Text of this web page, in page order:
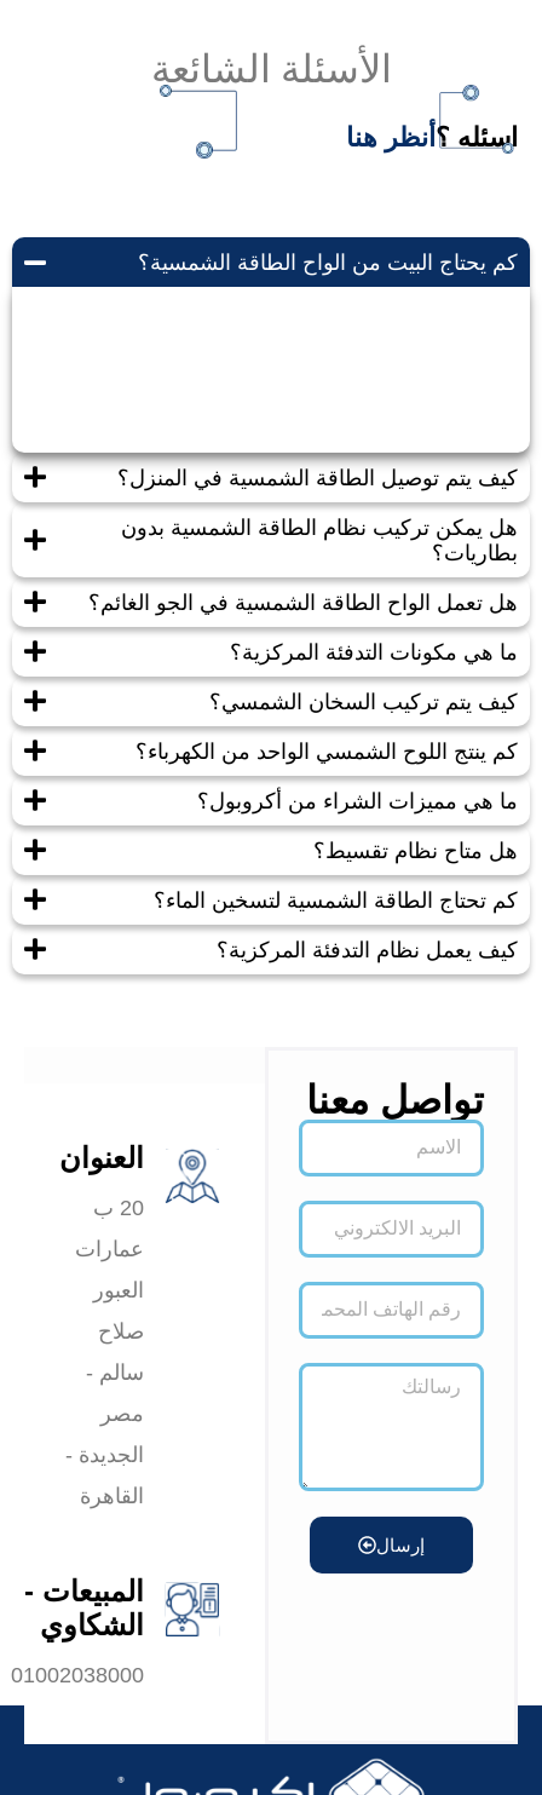
الأسئلة الشائعة
اسئله ؟أنظر هنا
كم يحتاج البيت من الواح الطاقة الشمسية؟
كيف يتم توصيل الطاقة الشمسية في المنزل؟
هل يمكن تركيب نظام الطاقة الشمسية بدون
بطاريات؟
هل تعمل الواح الطاقة الشمسية في الجو الغائم؟
ما هي مكونات التدفئة المركزية؟
كيف يتم تركيب السخان الشمسي؟
كم ينتج اللوح الشمسي الواحد من الكهرباء؟
ما هي مميزات الشراء من أكروبول؟
هل متاح نظام تقسيط؟
كم تحتاج الطاقة الشمسية لتسخين الماء؟
كيف يعمل نظام التدفئة المركزية؟
تواصل معنا
إرسال
العنوان
20 ب
عمارات
العبور
صلاح
سالم -
مصر
الجديدة -
القاهرة
المبيعات -
الشكاوي
01002038000